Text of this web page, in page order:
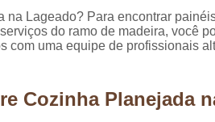
na Lageado? Para encontrar
do ramo de madeira, você
com uma equipe de profissionais
Cozinha Planejada